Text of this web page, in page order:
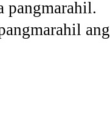
pangmarahil.
ang